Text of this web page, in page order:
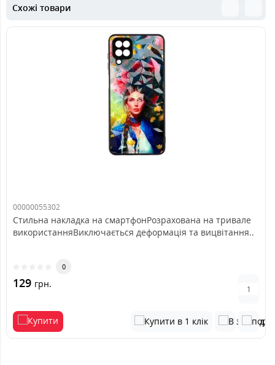
Схожі товари
00000055302
Стильна накладка на смартфонРозрахована на тривале
використанняВиключається деформація та вицвітання..
0
129 грн.